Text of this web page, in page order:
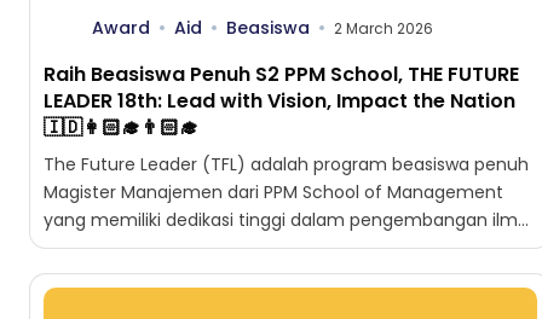
Award Aid Beasiswa 2 March 2026
Raih Beasiswa Penuh S2 PPM School, THE FUTURE
LEADER 18th: Lead with Vision, Impact the Nation
🇮🇩👩🏻‍🎓👨🏻‍🎓
The Future Leader (TFL) adalah program beasiswa penuh
Magister Manajemen dari PPM School of Management
yang memiliki dedikasi tinggi dalam pengembangan ilmu
manajemen. Program ini...